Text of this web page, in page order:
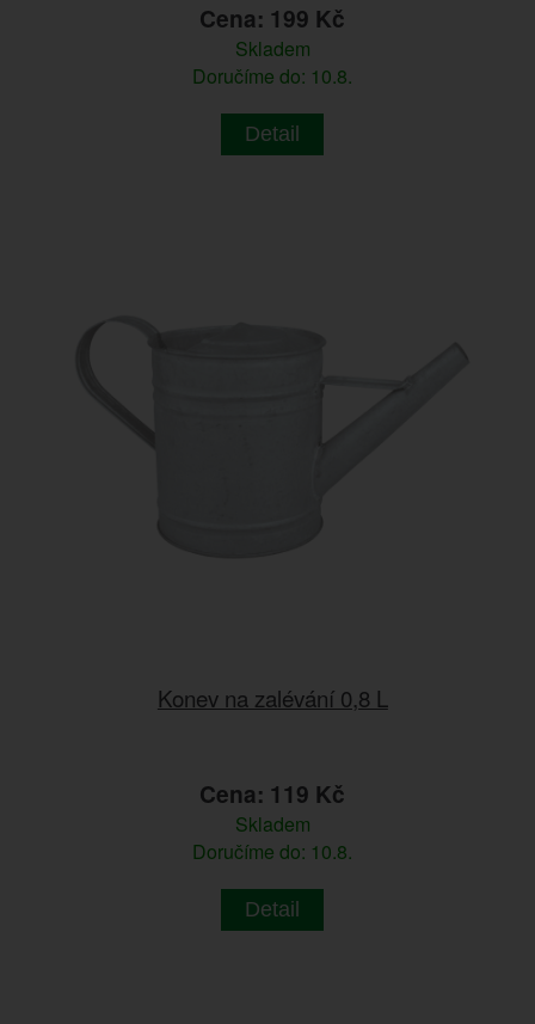
Cena: 199 Kč
Skladem
Doručíme do: 10.8.
Detail
Konev na zalévání 0,8 L
Cena: 119 Kč
Skladem
Doručíme do: 10.8.
Detail